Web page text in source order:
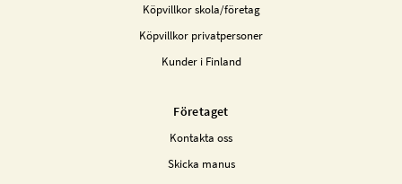
Köpvillkor skola/företag
Köpvillkor privatpersoner
Kunder i Finland
Företaget
Kontakta oss
Skicka manus